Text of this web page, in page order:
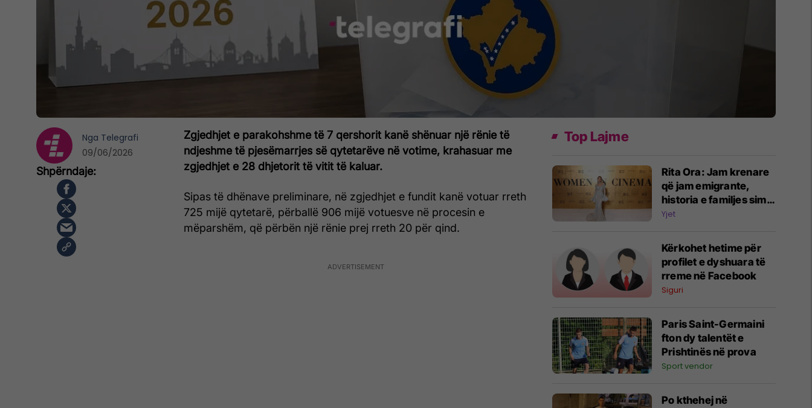
Zgjedhjet e parakohshme të 7 qershorit kanë shënuar një rënie të
ndjeshme të pjesëmarrjes së qytetarëve në votime, krahasuar me
zgjedhjet e 28 dhjetorit të vitit të kaluar.
Sipas të dhënave preliminare, në zgjedhjet e fundit kanë votuar rreth
725 mijë qytetarë, përballë 906 mijë votuesve në procesin e
mëparshëm, që përbën një rënie prej rreth 20 për qind.
Nga Telegrafi
09/06/2026
Top Lajme
Rita Ora: Jam krenare
që jam emigrante,
historia e familjes sime
më ka bërë më të fortë
Yjet
Kërkohet hetime për
profilet e dyshuara të
rreme në Facebook
Siguri
Paris Saint-Germaini
fton dy talentët e
Prishtinës në prova
Sport vendor
Po kthehej në